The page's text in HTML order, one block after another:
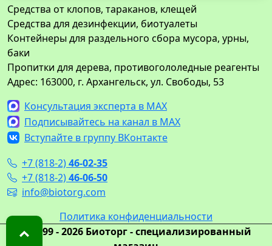
Средства от клопов, тараканов, клещей
Средства для дезинфекции, биотуалеты
Контейнеры для раздельного сбора мусора, урны,
баки
Пропитки для дерева, противогололедные реагенты
Адрес: 163000, г. Архангельск, ул. Свободы, 53
Консультация эксперта в MAX
Подписывайтесь на канал в MAX
Вступайте в группу ВКонтакте
+7 (818-2)46-02-35
+7 (818-2)46-06-50
info@biotorg.com
Политика конфиденциальности
© 1999 - 2026 Биоторг - специализированный